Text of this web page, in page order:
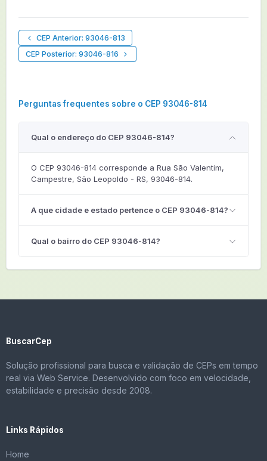
CEP Anterior: 93046-813
CEP Posterior: 93046-816
Perguntas frequentes sobre o CEP 93046-814
Qual o endereço do CEP 93046-814?
O CEP 93046-814 corresponde a Rua São Valentim,
Campestre, São Leopoldo - RS, 93046-814.
A que cidade e estado pertence o CEP 93046-814?
Qual o bairro do CEP 93046-814?
BuscarCep
Solução profissional para busca e validação de CEPs em tempo
real via Web Service. Desenvolvido com foco em velocidade,
estabilidade e precisão desde 2008.
Links Rápidos
Home